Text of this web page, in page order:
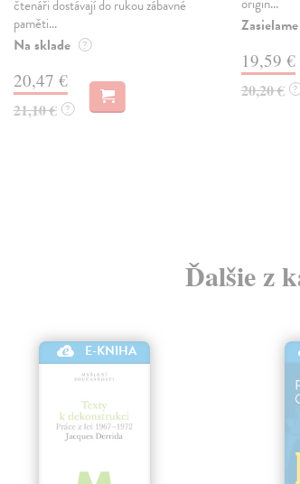
čtenáři dostávají do rukou zábavné
paměti...
Na sklade ?
20,47 €
21,10 € ?
19,59 €
20,20 € ?
Ďalšie z
E-KNIHA